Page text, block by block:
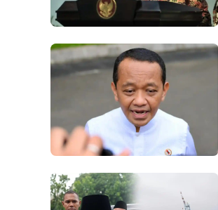
BISNIS
BISNIS